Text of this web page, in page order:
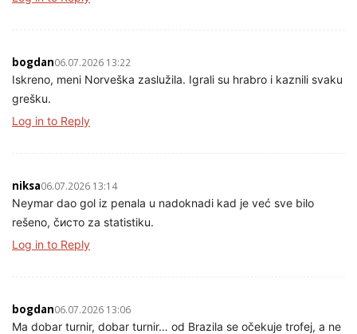
bogdan06.07.2026 13:22
Iskreno, meni Norveška zaslužila. Igrali su hrabro i kaznili svaku
grešku.
Log in to Reply
niksa06.07.2026 13:14
Neymar dao gol iz penala u nadoknadi kad je već sve bilo
rešeno, čисто za statistiku.
Log in to Reply
bogdan06.07.2026 13:06
Ma dobar turnir, dobar turnir… od Brazila se očekuje trofej, a ne